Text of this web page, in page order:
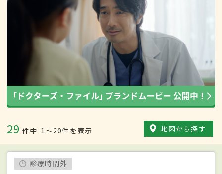
29 件中 1〜20件を表示 地図から探す
診療時間外